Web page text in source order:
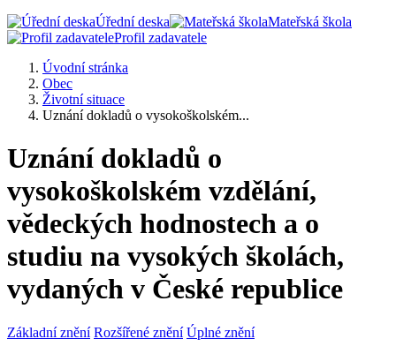
Úřední deska
Mateřská škola
Profil zadavatele
Úvodní stránka
Obec
Životní situace
Uznání dokladů o vysokoškolském...
Uznání dokladů o
vysokoškolském vzdělání,
vědeckých hodnostech a o
studiu na vysokých školách,
vydaných v České republice
Základní znění Rozšířené znění Úplné znění